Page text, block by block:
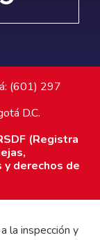
(601) 297
D.C.
(Registra
y derechos de
la inspección y